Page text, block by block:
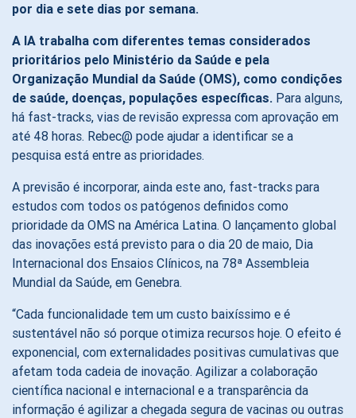
por dia e sete dias por semana.
A IA trabalha com diferentes temas considerados
prioritários pelo Ministério da Saúde e pela
Organização Mundial da Saúde (OMS), como condições
de saúde, doenças, populações específicas. Para alguns,
há fast-tracks, vias de revisão expressa com aprovação em
até 48 horas. Rebec@ pode ajudar a identificar se a
pesquisa está entre as prioridades.
A previsão é incorporar, ainda este ano, fast-tracks para
estudos com todos os patógenos definidos como
prioridade da OMS na América Latina. O lançamento global
das inovações está previsto para o dia 20 de maio, Dia
Internacional dos Ensaios Clínicos, na 78ª Assembleia
Mundial da Saúde, em Genebra.
“Cada funcionalidade tem um custo baixíssimo e é
sustentável não só porque otimiza recursos hoje. O efeito é
exponencial, com externalidades positivas cumulativas que
afetam toda cadeia de inovação. Agilizar a colaboração
científica nacional e internacional e a transparência da
informação é agilizar a chegada segura de vacinas ou outras